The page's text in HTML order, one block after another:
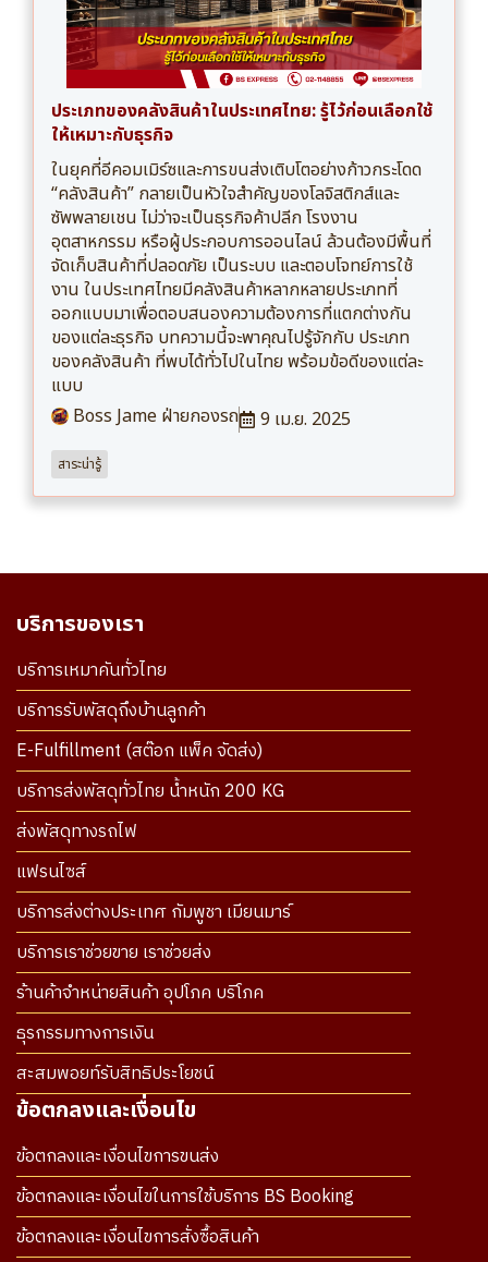
ประเภทของคลังสินค้าในประเทศไทย: รู้ไว้ก่อนเลือกใช้
ให้เหมาะกับธุรกิจ
ในยุคที่อีคอมเมิร์ซและการขนส่งเติบโตอย่างก้าวกระโดด
“คลังสินค้า” กลายเป็นหัวใจสำคัญของโลจิสติกส์และ
ซัพพลายเชน ไม่ว่าจะเป็นธุรกิจค้าปลีก โรงงาน
อุตสาหกรรม หรือผู้ประกอบการออนไลน์ ล้วนต้องมีพื้นที่
จัดเก็บสินค้าที่ปลอดภัย เป็นระบบ และตอบโจทย์การใช้
งาน ในประเทศไทยมีคลังสินค้าหลากหลายประเภทที่
ออกแบบมาเพื่อตอบสนองความต้องการที่แตกต่างกัน
ของแต่ละธุรกิจ บทความนี้จะพาคุณไปรู้จักกับ ประเภท
ของคลังสินค้า ที่พบได้ทั่วไปในไทย พร้อมข้อดีของแต่ละ
แบบ
Boss Jame ฝ่ายกองรถ
9 เม.ย. 2025
สาระน่ารู้
บริการของเรา
บริการเหมาคันทั่วไทย
บริการรับพัสดุถึงบ้านลูกค้า
E-Fulfillment (สต๊อก แพ็ค จัดส่ง)
บริการส่งพัสดุทั่วไทย น้ำหนัก 200 KG
ส่งพัสดุทางรถไฟ
แฟรนไซส์
บริการส่งต่างประเทศ กัมพูชา เมียนมาร์
บริการเราช่วยขาย เราช่วยส่ง
ร้านค้าจำหน่ายสินค้า อุปโภค บริโภค
ธุรกรรมทางการเงิน
สะสมพอยท์รับสิทธิประโยชน์
ข้อตกลงและเงื่อนไข
ข้อตกลงและเงื่อนไขการขนส่ง
ข้อตกลงและเงื่อนไขในการใช้บริการ BS Booking
ข้อตกลงและเงื่อนไขการสั่งซื้อสินค้า